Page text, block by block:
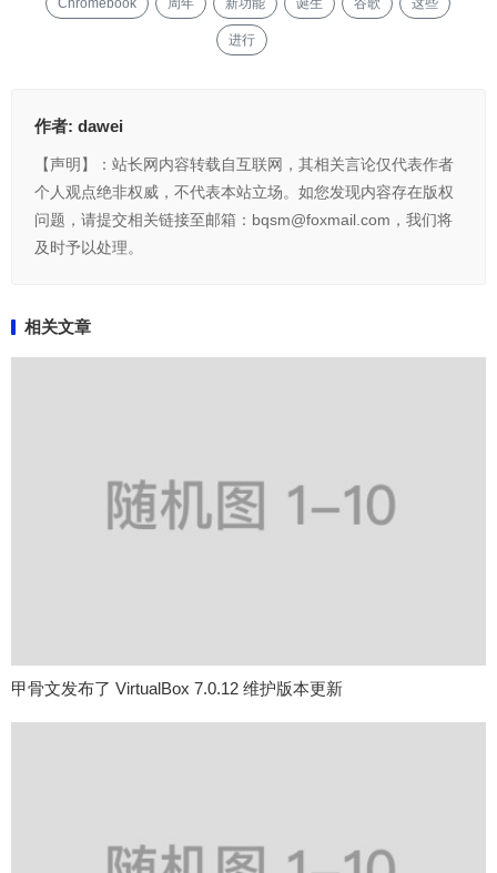
Chromebook 周年 新功能 诞生 谷歌 这些
进行
作者: dawei
【声明】：站长网内容转载自互联网，其相关言论仅代表作者
个人观点绝非权威，不代表本站立场。如您发现内容存在版权
问题，请提交相关链接至邮箱：bqsm@foxmail.com，我们将
及时予以处理。
相关文章
甲骨文发布了 VirtualBox 7.0.12 维护版本更新